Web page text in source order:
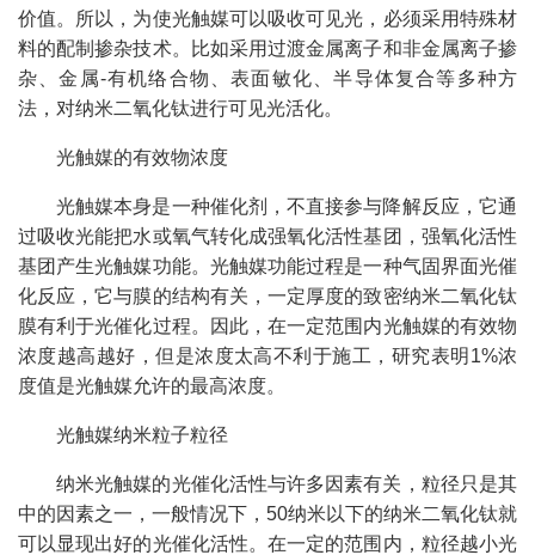
价值。所以，为使光触媒可以吸收可见光，必须采用特殊材
料的配制掺杂技术。比如采用过渡金属离子和非金属离子掺
杂、金属-有机络合物、表面敏化、半导体复合等多种方
法，对纳米二氧化钛进行可见光活化。
光触媒的有效物浓度
光触媒本身是一种催化剂，不直接参与降解反应，它通
过吸收光能把水或氧气转化成强氧化活性基团，强氧化活性
基团产生光触媒功能。光触媒功能过程是一种气固界面光催
化反应，它与膜的结构有关，一定厚度的致密纳米二氧化钛
膜有利于光催化过程。因此，在一定范围内光触媒的有效物
浓度越高越好，但是浓度太高不利于施工，研究表明1%浓
度值是光触媒允许的最高浓度。
光触媒纳米粒子粒径
纳米光触媒的光催化活性与许多因素有关，粒径只是其
中的因素之一，一般情况下，50纳米以下的纳米二氧化钛就
可以显现出好的光催化活性。在一定的范围内，粒径越小光